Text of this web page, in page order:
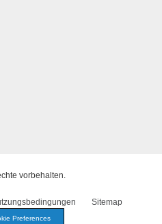
vorbehalten.
Sitemap
Preferences